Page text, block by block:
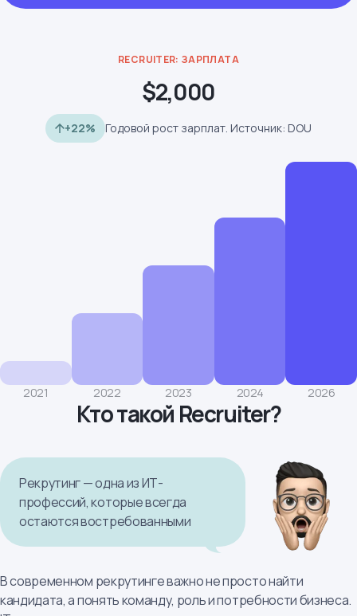
RECRUITER: ЗАРПЛАТА
$2,000
+22% Годовой рост зарплат. Источник: DOU
2021 2022 2023 2024 2026
Кто такой Recruiter?
В современном рекрутинге важно не просто найти
кандидата, а понять команду, роль и потребности бизнеса.
Рекрутинг — одна из ИТ-
профессий, которые всегда
остаются востребованными